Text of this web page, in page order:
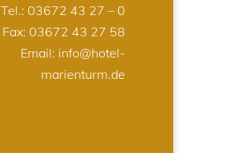
Tel.: 03672 43 27 – 0
Fax: 03672 43 27 58
Email: info@hotel-
marienturm.de